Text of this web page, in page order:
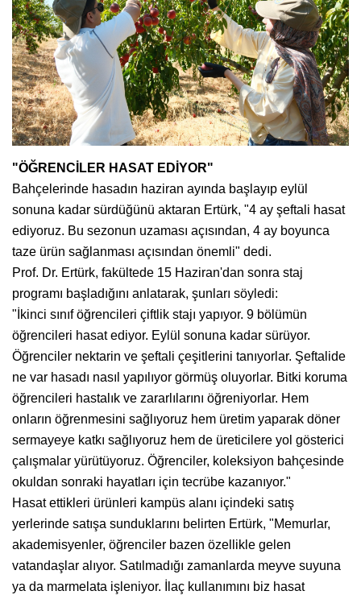
"ÖĞRENCİLER HASAT EDİYOR"
Bahçelerinde hasadın haziran ayında başlayıp eylül
sonuna kadar sürdüğünü aktaran Ertürk, "4 ay şeftali hasat
ediyoruz. Bu sezonun uzaması açısından, 4 ay boyunca
taze ürün sağlanması açısından önemli" dedi.
Prof. Dr. Ertürk, fakültede 15 Haziran'dan sonra staj
programı başladığını anlatarak, şunları söyledi:
"İkinci sınıf öğrencileri çiftlik stajı yapıyor. 9 bölümün
öğrencileri hasat ediyor. Eylül sonuna kadar sürüyor.
Öğrenciler nektarin ve şeftali çeşitlerini tanıyorlar. Şeftalide
ne var hasadı nasıl yapılıyor görmüş oluyorlar. Bitki koruma
öğrencileri hastalık ve zararlılarını öğreniyorlar. Hem
onların öğrenmesini sağlıyoruz hem üretim yaparak döner
sermayeye katkı sağlıyoruz hem de üreticilere yol gösterici
çalışmalar yürütüyoruz. Öğrenciler, koleksiyon bahçesinde
okuldan sonraki hayatları için tecrübe kazanıyor."
Hasat ettikleri ürünleri kampüs alanı içindeki satış
yerlerinde satışa sunduklarını belirten Ertürk, "Memurlar,
akademisyenler, öğrenciler bazen özellikle gelen
vatandaşlar alıyor. Satılmadığı zamanlarda meyve suyuna
ya da marmelata işleniyor. İlaç kullanımını biz hasat